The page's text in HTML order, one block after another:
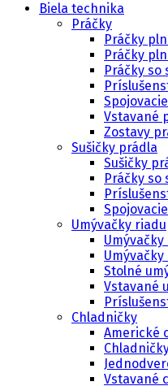
Biela technika
Práčky
Práčky
Práčky
Práčky so
Vstavané
Zostavy
Sušičky prádla
Sušičky
Práčky so
Umývačky riadu
Stolné
Vstavané
Chladničky
Americké
Vstavané